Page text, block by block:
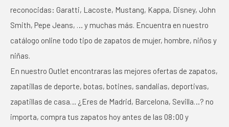
reconocidas: Garatti, Lacoste, Mustang, Kappa, Disney, John
Smith, Pepe Jeans, … y muchas más. Encuentra en nuestro
catálogo online todo tipo de zapatos de mujer, hombre, niños y
niñas.
En nuestro Outlet encontraras las mejores ofertas de zapatos,
zapatillas de deporte, botas, botines, sandalias, deportivas,
zapatillas de casa… ¿Eres de Madrid, Barcelona, Sevilla…? no
importa, compra tus zapatos hoy antes de las 08:00 y